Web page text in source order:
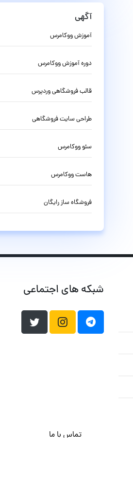
آگهی
آموزش ووکامرس
دوره آموزش ووکامرس
قالب فروشگاهی وردپرس
طراحی سایت فروشگاهی
سئو ووکامرس
هاست ووکامرس
فروشگاه ساز رایگان
شبکه های اجتماعی
تماس با ما